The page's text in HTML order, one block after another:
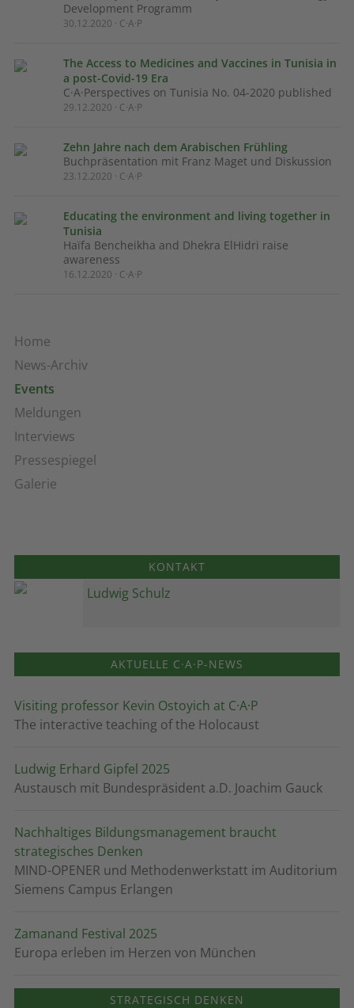
Home
News-Archiv
Events
Meldungen
Interviews
Pressespiegel
Galerie
Development Programm
30.12.2020 · C·A·P
The Access to Medicines and Vaccines in Tunisia in
a post-Covid-19 Era
C·A·Perspectives on Tunisia No. 04-2020 published
29.12.2020 · C·A·P
Zehn Jahre nach dem Arabischen Frühling
Buchpräsentation mit Franz Maget und Diskussion
23.12.2020 · C·A·P
Educating the environment and living together in
Tunisia
Haïfa Bencheikha and Dhekra ElHidri raise
awareness
16.12.2020 · C·A·P
KONTAKT
Ludwig Schulz
AKTUELLE C·A·P-NEWS
Visiting professor Kevin Ostoyich at C·A·P
The interactive teaching of the Holocaust
Ludwig Erhard Gipfel 2025
Austausch mit Bundespräsident a.D. Joachim Gauck
Nachhaltiges Bildungsmanagement braucht
strategisches Denken
MIND-OPENER und Methodenwerkstatt im Auditorium
Siemens Campus Erlangen
Zamanand Festival 2025
Europa erleben im Herzen von München
STRATEGISCH DENKEN